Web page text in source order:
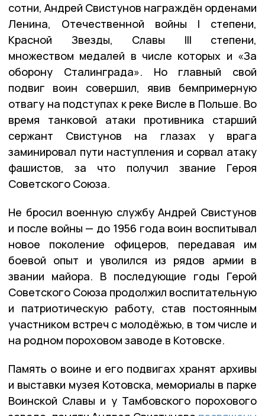
сотни, Андрей Свистунов награждён орденами
Ленина, Отечественной войны I степени,
Красной Звезды, Славы III степени,
множеством медалей в числе которых и «За
оборону Сталинграда». Но главный свой
подвиг воин совершил, явив бемпримерную
отвагу на подступах к реке Висле в Польше. Во
время танковой атаки противника старший
сержант Свистунов на глазах у врага
заминировал пути наступления и сорвал атаку
фашистов, за что получил звание Героя
Советского Союза.
Не бросил военную службу Андрей Свистунов
и после войны — до 1956 года воин воспитывал
новое поколение офицеров, передавая им
боевой опыт и уволился из рядов армии в
звании майора. В последующие годы Герой
Советского Союза продолжил воспитательную
и патриотическую работу, став постоянным
участником встреч с молодёжью, в том числе и
на родном пороховом заводе в Котовске.
Память о воине и его подвигах хранят архивы
и выставки музея Котовска, мемориалы в парке
Воинской Славы и у Тамбовского порохового